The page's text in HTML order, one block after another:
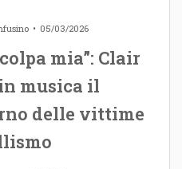
05/03/2026
mia”: Clair
musica il
delle vittime